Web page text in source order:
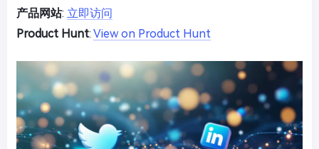
产品网站: 立即访问
Product Hunt: View on Product Hunt